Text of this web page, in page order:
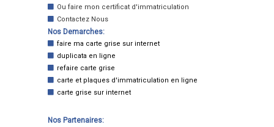
Ou faire mon certificat d'immatriculation
Contactez Nous
Nos Demarches:
faire ma carte grise sur internet
duplicata en ligne
refaire carte grise
carte et plaques d'immatriculation en ligne
carte grise sur internet
Nos Partenaires: